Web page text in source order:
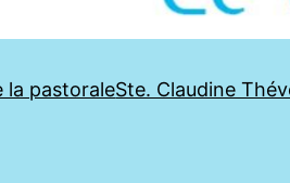
la pastoraleSte. Claudine